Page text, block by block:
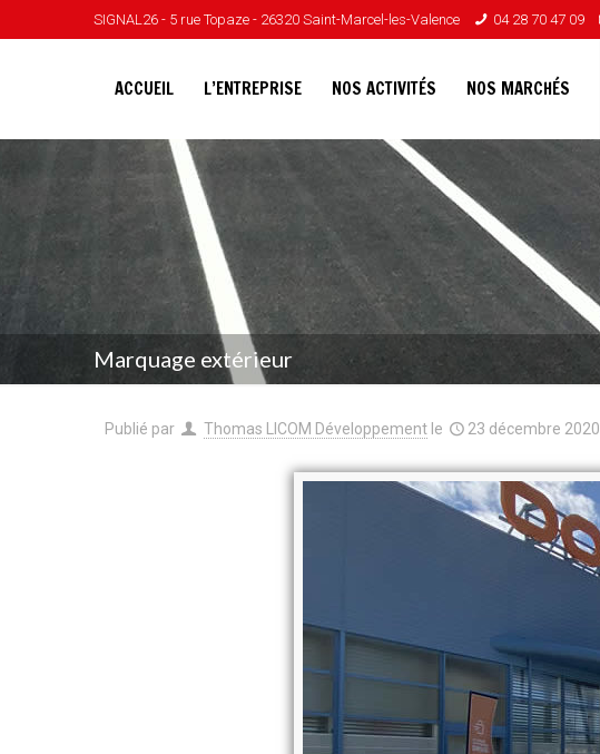
SIGNAL26 - 5 rue Topaze - 26320 Saint-Marcel-les-Valence 04 28 70 47 09
ACCUEIL L’ENTREPRISE NOS ACTIVITÉS NOS MARCHÉS
Marquage extérieur
Publié par Thomas LICOM Développement le 23 décembre 2020